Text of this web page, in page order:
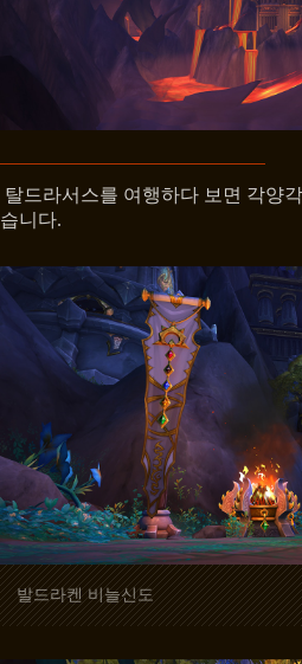
탈드라서스를 여행하다 보면 각양
습니다.
발드라켄 비늘신도